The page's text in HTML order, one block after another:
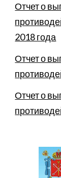
Отчет о
2018 года
Отчет о
Отчет о